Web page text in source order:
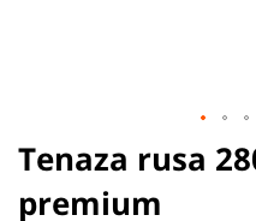
Tenaza rusa
premium
Saltar
al
comienzo